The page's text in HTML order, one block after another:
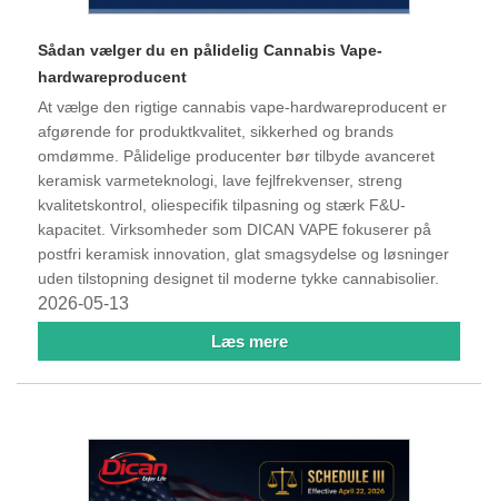
Sådan vælger du en pålidelig Cannabis Vape-
hardwareproducent
At vælge den rigtige cannabis vape-hardwareproducent er
afgørende for produktkvalitet, sikkerhed og brands
omdømme. Pålidelige producenter bør tilbyde avanceret
keramisk varmeteknologi, lave fejlfrekvenser, streng
kvalitetskontrol, oliespecifik tilpasning og stærk F&U-
kapacitet. Virksomheder som DICAN VAPE fokuserer på
postfri keramisk innovation, glat smagsydelse og løsninger
uden tilstopning designet til moderne tykke cannabisolier.
2026-05-13
Læs mere